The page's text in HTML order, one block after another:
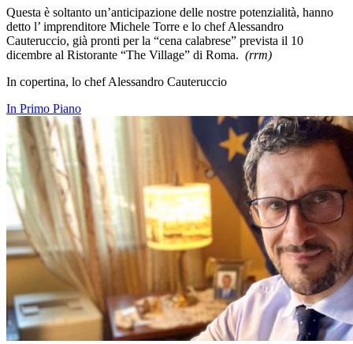
Questa è soltanto un’anticipazione delle nostre potenzialità, hanno
detto l’ imprenditore Michele Torre e lo chefAlessandro
Cauteruccio, già pronti per la “cena calabrese” prevista il 10
dicembre al Ristorante “The Village” di Roma. (rrm)
In copertina, lo chef Alessandro Cauteruccio
In Primo Piano